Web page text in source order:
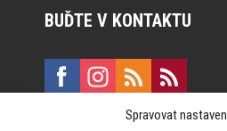
Spravovat
BUĎTE V KONTAKTU